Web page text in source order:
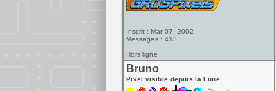
Inscrit : Mar 07, 2002
Messages : 413
Hors ligne
Bruno
Pixel visible depuis la Lune